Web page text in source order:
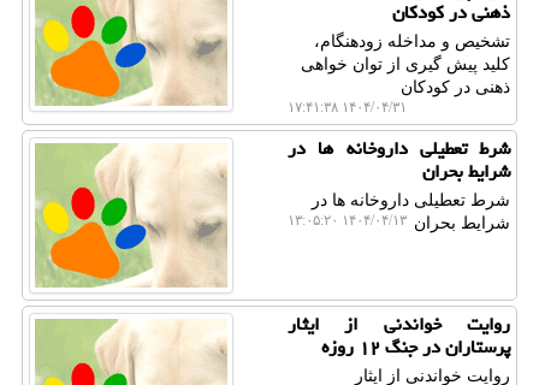
ذهنی در کودکان
تشخیص و مداخله زودهنگام،
کلید پیش گیری از توان خواهی
ذهنی در کودکان
۱۴۰۴/۰۴/۳۱ ۱۷:۴۱:۳۸
شرط تعطیلی داروخانه ها در
شرایط بحران
شرط تعطیلی داروخانه ها در
شرایط بحران ۱۴۰۴/۰۴/۱۳ ۱۳:۰۵:۲۰
روایت خواندنی از ایثار
پرستاران در جنگ ۱۲ روزه
روایت خواندنی از ایثار